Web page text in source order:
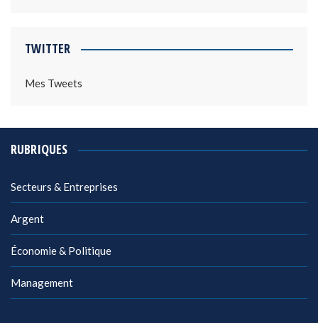
TWITTER
Mes Tweets
RUBRIQUES
Secteurs & Entreprises
Argent
Économie & Politique
Management